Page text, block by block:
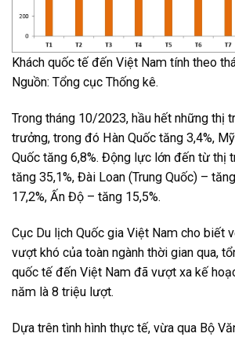
Khách quốc tế đến Việt Nam tính theo
Nguồn: Tổng cục Thống kê.
Trong tháng 10/2023, hầu hết những thị
trưởng, trong đó Hàn Quốc tăng 3,4%,
Quốc tăng 6,8%. Động lực lớn đến từ thị
tăng 35,1%, Đài Loan (Trung Quốc) –
17,2%, Ấn Độ – tăng 15,5%.
Cục Du lịch Quốc gia Việt Nam cho biết
vượt khó của toàn ngành thời gian qua,
quốc tế đến Việt Nam đã vượt xa kế
năm là 8 triệu lượt.
Dựa trên tình hình thực tế, vừa qua Bộ